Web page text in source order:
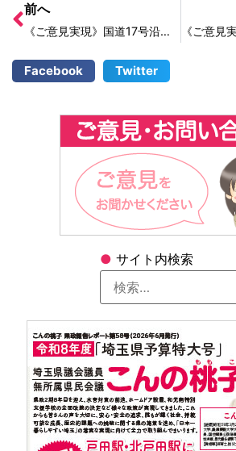
● サイト内検索
前へ
《ご意見実現》国道17号沿いの植込みが伐採されました！
Facebook Twitter